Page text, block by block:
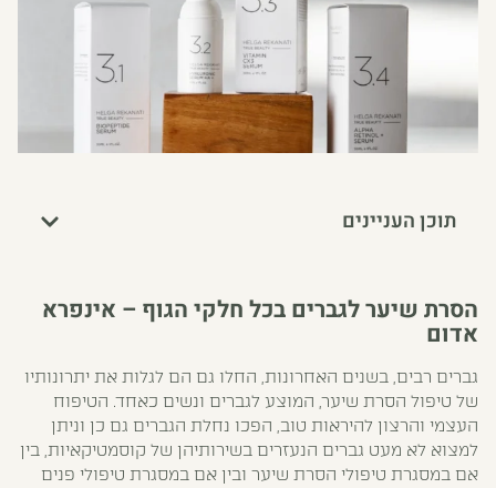
תוכן העניינים
הסרת שיער לגברים בכל חלקי הגוף – אינפרא
אדום
גברים רבים, בשנים האחרונות, החלו גם הם לגלות את יתרונותיו
של טיפול הסרת שיער, המוצע לגברים ונשים כאחד. הטיפוח
העצמי והרצון להיראות טוב, הפכו נחלת הגברים גם כן וניתן
למצוא לא מעט גברים הנעזרים בשירותיהן של קוסמטיקאיות, בין
אם במסגרת טיפולי הסרת שיער ובין אם במסגרת טיפולי פנים